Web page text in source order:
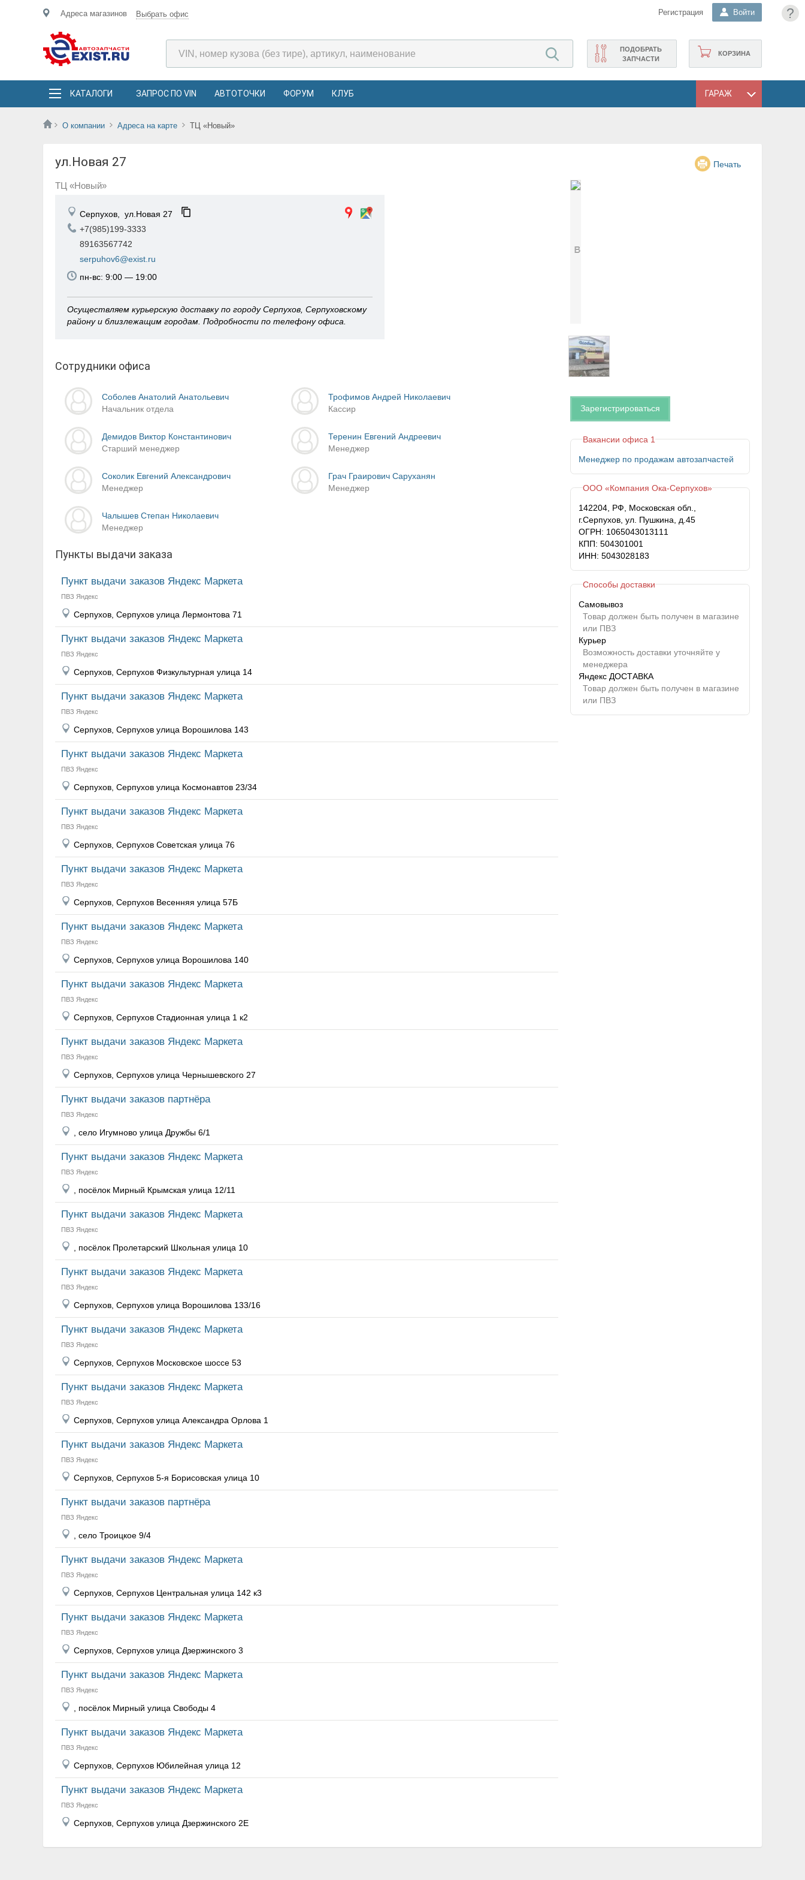
?
Адреса магазинов Выбрать офис Регистрация Войти
КОРЗИНА
ПОДОБРАТЬ
ЗАПЧАСТИ
КАТАЛОГИ ЗАПРОС ПО VIN АВТОТОЧКИ ФОРУМ КЛУБ ГАРАЖ
О компании Адреса на карте ТЦ «Новый»
ул.Новая 27 Печать
ТЦ «Новый»
Серпухов, ул.Новая 27
+7(985)199-3333
89163567742
serpuhov6@exist.ru
пн-вс: 9:00 — 19:00
Осуществляем курьерскую доставку по городу Серпухов, Серпуховскому
району и близлежащим городам. Подробности по телефону офиса.
Сотрудники офиса
Соболев Анатолий Анатольевич
Начальник отдела
Трофимов Андрей Николаевич
Кассир
Демидов Виктор Константинович
Старший менеджер
Теренин Евгений Андреевич
Менеджер
Соколик Евгений Александрович
Менеджер
Грач Граирович Саруханян
Менеджер
Чалышев Степан Николаевич
Менеджер
Пункты выдачи заказа
Пункт выдачи заказов Яндекс Маркета
ПВЗ Яндекс
Серпухов, Серпухов улица Лермонтова 71
Пункт выдачи заказов Яндекс Маркета
ПВЗ Яндекс
Серпухов, Серпухов Физкультурная улица 14
Пункт выдачи заказов Яндекс Маркета
ПВЗ Яндекс
Серпухов, Серпухов улица Ворошилова 143
Пункт выдачи заказов Яндекс Маркета
ПВЗ Яндекс
Серпухов, Серпухов улица Космонавтов 23/34
Пункт выдачи заказов Яндекс Маркета
ПВЗ Яндекс
Серпухов, Серпухов Советская улица 76
Пункт выдачи заказов Яндекс Маркета
ПВЗ Яндекс
Серпухов, Серпухов Весенняя улица 57Б
Пункт выдачи заказов Яндекс Маркета
ПВЗ Яндекс
Серпухов, Серпухов улица Ворошилова 140
Пункт выдачи заказов Яндекс Маркета
ПВЗ Яндекс
Серпухов, Серпухов Стадионная улица 1 к2
Пункт выдачи заказов Яндекс Маркета
ПВЗ Яндекс
Серпухов, Серпухов улица Чернышевского 27
Пункт выдачи заказов партнёра
ПВЗ Яндекс
, село Игумново улица Дружбы 6/1
Пункт выдачи заказов Яндекс Маркета
ПВЗ Яндекс
, посёлок Мирный Крымская улица 12/11
Пункт выдачи заказов Яндекс Маркета
ПВЗ Яндекс
, посёлок Пролетарский Школьная улица 10
Пункт выдачи заказов Яндекс Маркета
ПВЗ Яндекс
Серпухов, Серпухов улица Ворошилова 133/16
Пункт выдачи заказов Яндекс Маркета
ПВЗ Яндекс
Серпухов, Серпухов Московское шоссе 53
Пункт выдачи заказов Яндекс Маркета
ПВЗ Яндекс
Серпухов, Серпухов улица Александра Орлова 1
Пункт выдачи заказов Яндекс Маркета
ПВЗ Яндекс
Серпухов, Серпухов 5-я Борисовская улица 10
Пункт выдачи заказов партнёра
ПВЗ Яндекс
, село Троицкое 9/4
Пункт выдачи заказов Яндекс Маркета
ПВЗ Яндекс
Серпухов, Серпухов Центральная улица 142 к3
Пункт выдачи заказов Яндекс Маркета
ПВЗ Яндекс
Серпухов, Серпухов улица Дзержинского 3
Пункт выдачи заказов Яндекс Маркета
ПВЗ Яндекс
, посёлок Мирный улица Свободы 4
Пункт выдачи заказов Яндекс Маркета
ПВЗ Яндекс
Серпухов, Серпухов Юбилейная улица 12
Пункт выдачи заказов Яндекс Маркета
ПВЗ Яндекс
Серпухов, Серпухов улица Дзержинского 2Е
Зарегистрироваться
Вакансии офиса 1
Менеджер по продажам автозапчастей
ООО «Компания Ока-Серпухов»
142204, РФ, Московская обл.,
г.Серпухов, ул. Пушкина, д.45
ОГРН: 1065043013111
КПП: 504301001
ИНН: 5043028183
Способы доставки
Самовывоз
Товар должен быть получен в магазине
или ПВЗ
Курьер
Возможность доставки уточняйте у
менеджера
Яндекс ДОСТАВКА
Товар должен быть получен в магазине
или ПВЗ